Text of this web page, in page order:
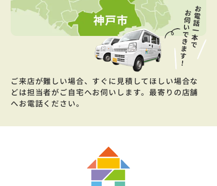
ご来店が難しい場合、すぐに見積してほしい場合な
どは担当者がご自宅へお伺いします。最寄りの店舗
へお電話ください。